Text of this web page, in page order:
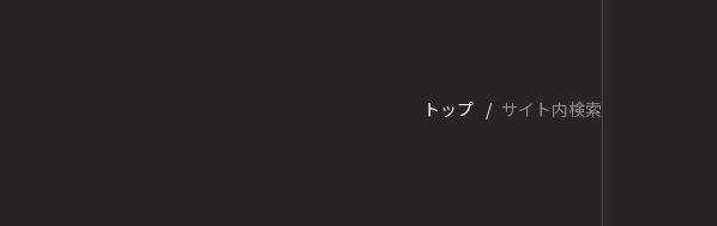
トップ サイト内検索